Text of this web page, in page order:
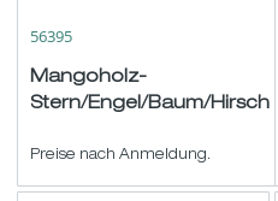
56395
Mangoholz-
Stern/Engel/Baum/Hirsch
ø/H10cm
Preise nach Anmeldung.